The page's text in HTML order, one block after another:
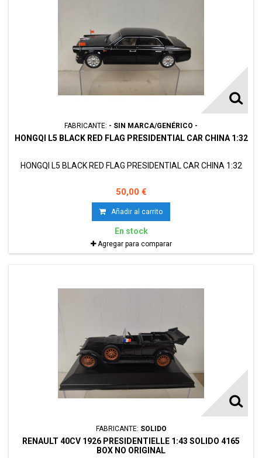
FABRICANTE: - SIN MARCA/GENÉRICO -
HONGQI L5 BLACK RED FLAG PRESIDENTIAL CAR CHINA 1:32
HONGQI L5 BLACK RED FLAG PRESIDENTIAL CAR CHINA 1:32
50,00 €
Añadir al carrito
En stock
Agregar para comparar
FABRICANTE: SOLIDO
RENAULT 40CV 1926 PRESIDENTIELLE 1:43 SOLIDO 4165
BOX NO ORIGINAL